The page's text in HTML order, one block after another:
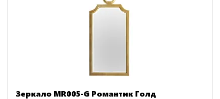
Зеркало MR005-G Романтик Голд